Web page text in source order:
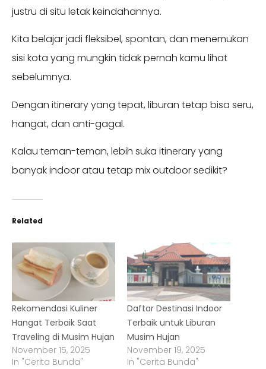
justru di situ letak keindahannya.
Kita belajar jadi fleksibel, spontan, dan menemukan
sisi kota yang mungkin tidak pernah kamu lihat
sebelumnya.
Dengan itinerary yang tepat, liburan tetap bisa seru,
hangat, dan anti-gagal.
Kalau teman-teman, lebih suka itinerary yang
banyak indoor atau tetap mix outdoor sedikit?
Related
Rekomendasi Kuliner
Hangat Terbaik Saat
Traveling di Musim Hujan
November 15, 2025
In "Cerita Bunda"
Daftar Destinasi Indoor
Terbaik untuk Liburan
Musim Hujan
November 19, 2025
In "Cerita Bunda"